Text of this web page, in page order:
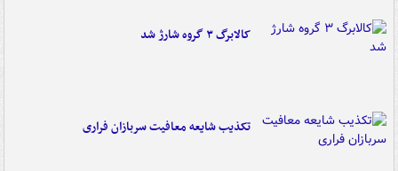
کالابرگ ۳ گروه شارژ شد
تکذیب شایعه معافیت سربازان فراری